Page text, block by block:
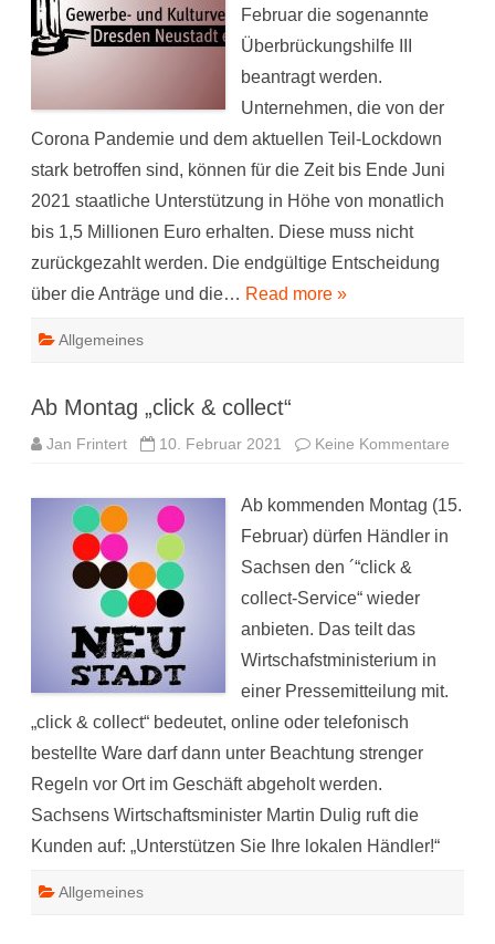
Februar die sogenannte
Überbrückungshilfe III
beantragt werden.
Unternehmen, die von der
Corona Pandemie und dem aktuellen Teil-Lockdown
stark betroffen sind, können für die Zeit bis Ende Juni
2021 staatliche Unterstützung in Höhe von monatlich
bis 1,5 Millionen Euro erhalten. Diese muss nicht
zurückgezahlt werden. Die endgültige Entscheidung
über die Anträge und die… Read more »
Allgemeines
Ab Montag „click & collect“
Jan Frintert 10. Februar 2021 Keine Kommentare
&
Ab kommenden Montag (15.
Februar) dürfen Händler in
Sachsen den ´“click &
collect-Service“ wieder
anbieten. Das teilt das
Wirtschafstministerium in
einer Pressemitteilung mit.
„click & collect“ bedeutet, online oder telefonisch
bestellte Ware darf dann unter Beachtung strenger
Regeln vor Ort im Geschäft abgeholt werden.
Sachsens Wirtschaftsminister Martin Dulig ruft die
Kunden auf: „Unterstützen Sie Ihre lokalen Händler!“
Allgemeines